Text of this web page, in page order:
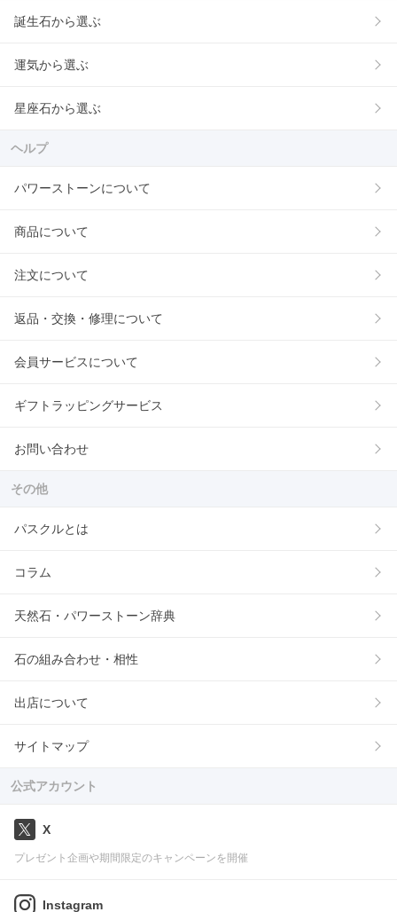
誕生石から選ぶ
運気から選ぶ
星座石から選ぶ
ヘルプ
パワーストーンについて
商品について
注文について
返品・交換・修理について
会員サービスについて
ギフトラッピングサービス
お問い合わせ
その他
パスクルとは
コラム
天然石・パワーストーン辞典
石の組み合わせ・相性
出店について
サイトマップ
公式アカウント
X
プレゼント企画や期間限定のキャンペーンを開催
Instagram